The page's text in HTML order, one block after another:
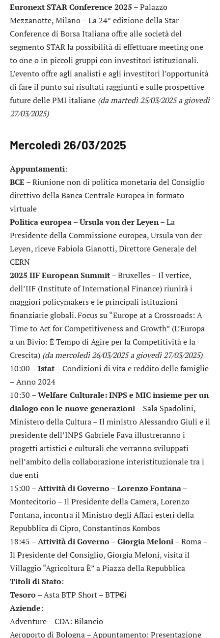
Euronext STAR Conference 2025 – Palazzo
Mezzanotte, Milano – La 24ª edizione della Star
Conference di Borsa Italiana offre alle società del
segmento STAR la possibilità di effettuare meeting one
to one o in piccoli gruppi con investitori istituzionali.
L’evento offre agli analisti e agli investitori l’opportunità
di fare il punto sui risultati raggiunti e sulle prospettive
future delle PMI italiane (da martedì 25/03/2025 a giovedì
27/03/2025)
Mercoledì 26/03/2025
Appuntamenti:
BCE – Riunione non di politica monetaria del Consiglio
direttivo della Banca Centrale Europea in formato
virtuale
Politica europea – Ursula von der Leyen– La
Presidente della Commissione europea, Ursula von der
Leyen, riceve Fabiola Gianotti, Direttore Generale del
CERN
2025 IIF European Summit– Bruxelles – Il vertice,
dell’IIF (Institute of International Finance) riunirà i
maggiori policymakers e le principali istituzioni
finanziarie globali. Focus su “Europe at a Crossroads: A
Time to Act for Competitiveness and Growth” (L’Europa
a un Bivio: È Tempo di Agire per la Competitività e la
Crescita) (da mercoledì 26/03/2025 a giovedì 27/03/2025)
10:00 –Istat– Condizioni di vita e reddito delle famiglie
– Anno 2024
10:30 –Welfare Culturale: INPS e MIC insieme per un
dialogo con le nuove generazioni– Sala Spadolini,
Ministero della Cultura – Il ministro Alessandro Giuli e il
presidente dell’INPS Gabriele Fava illustreranno i
progetti artistici e culturali che verranno sviluppati
nell’ambito della collaborazione interistituzionale tra i
due enti
15:00 –Attività di Governo – Lorenzo Fontana–
Montecitorio – Il Presidente della Camera, Lorenzo
Fontana, incontra il Ministro degli Affari esteri della
Repubblica di Cipro, Constantinos Kombos
18:45 –Attività di Governo – Giorgia Meloni– Roma –
Il Presidente del Consiglio, Giorgia Meloni, visita il
Villaggio “Agricoltura È” a Piazza della Repubblica
Titoli di Stato:
Tesoro – Asta BTP Short – BTP€i
Aziende:
Adventure– CDA: Bilancio
Aeroporto di Bologna– Appuntamento: Presentazione